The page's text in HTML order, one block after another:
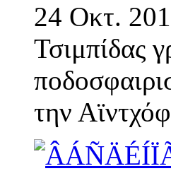
24 Οκτ.
Τσιμπίδας
την